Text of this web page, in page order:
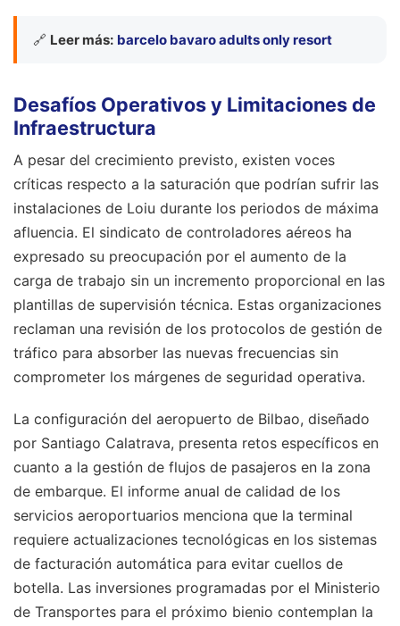
🔗 Leer más: barcelo bavaro adults only resort
Desafíos Operativos y Limitaciones de
Infraestructura
A pesar del crecimiento previsto, existen voces
críticas respecto a la saturación que podrían sufrir las
instalaciones de Loiu durante los periodos de máxima
afluencia. El sindicato de controladores aéreos ha
expresado su preocupación por el aumento de la
carga de trabajo sin un incremento proporcional en las
plantillas de supervisión técnica. Estas organizaciones
reclaman una revisión de los protocolos de gestión de
tráfico para absorber las nuevas frecuencias sin
comprometer los márgenes de seguridad operativa.
La configuración del aeropuerto de Bilbao, diseñado
por Santiago Calatrava, presenta retos específicos en
cuanto a la gestión de flujos de pasajeros en la zona
de embarque. El informe anual de calidad de los
servicios aeroportuarios menciona que la terminal
requiere actualizaciones tecnológicas en los sistemas
de facturación automática para evitar cuellos de
botella. Las inversiones programadas por el Ministerio
de Transportes para el próximo bienio contemplan la